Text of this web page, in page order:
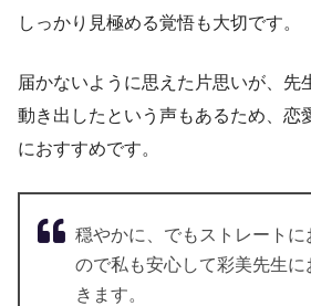
しっかり見極める覚悟も大切です。
届かないように思えた片思いが、先
動き出したという声もあるため、恋
におすすめです。
穏やかに、でもストレートに
ので私も安心して彩美先生
きます。